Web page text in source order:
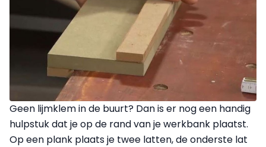
Geen lijmklem in de buurt? Dan is er nog een handig
hulpstuk dat je op de rand van je werkbank plaatst.
Op een plank plaats je twee latten, de onderste lat